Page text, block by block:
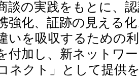
談の実践をもとに、
強化、証跡の見える
いを吸収するための
付加し、新ネットワ
ネクト」として提供